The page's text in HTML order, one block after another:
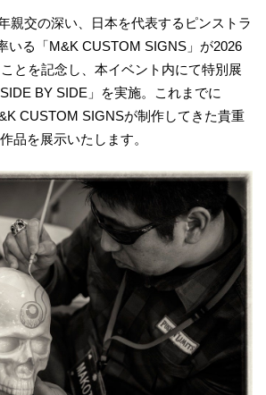
親交の深い、日本を代表するピンストラ
いる「M&K CUSTOM SIGNS」が2026
とを記念し、本イベント内にて特別展
BY SIDE」を実施。これまでに
CUSTOM SIGNSが制作してきた貴重
品を展示いたします。